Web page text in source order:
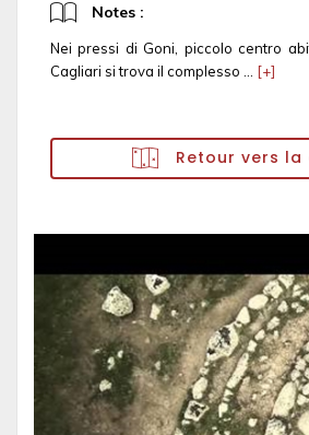
Notes :
Nei pressi di Goni, piccolo centro
Cagliari si trova il complesso ... [+]
Retour vers